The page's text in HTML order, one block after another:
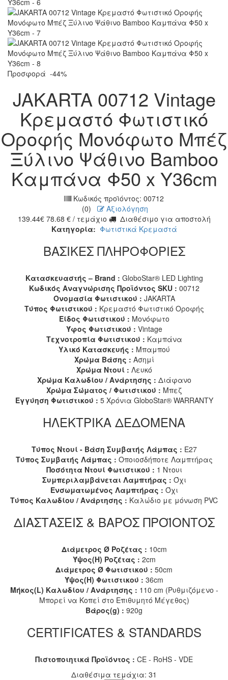
Προσφορά -44%
JAKARTA 00712 Vintage
Κρεμαστό Φωτιστικό
Οροφής Μονόφωτο Μπέζ
Ξύλινο Ψάθινο Bamboo
Καμπάνα Φ50 x Y36cm
Κωδικός προϊόντος: 00712
(0)
Αξιολόγηση
139.44€ 78.68 € / τεμάχιο
Διαθέσιμο για αποστολή
Κατηγορία: Φωτιστικά Κρεμαστά
ΒΑΣΙΚΕΣ ΠΛΗΡΟΦΟΡΙΕΣ
Κατασκευαστής – Brand : GloboStar® LED Lighting
Κωδικός Αναγνώρισης Προϊόντος SKU : 00712
Ονομασία Φωτιστικού : JAKARTA
Τύπος Φωτιστικού : Κρεμαστό Φωτιστικό Οροφής
Είδος Φωτιστικού : Μονόφωτο
Ύφος Φωτιστικού : Vintage
Τεχνοτροπία Φωτιστικού : Καμπάνα
Υλικό Κατασκευής : Μπαμπού
Χρώμα Βάσης : Ασημί
Χρώμα Ντουί : Λευκό
Χρώμα Καλωδίου / Ανάρτησης : Διάφανο
Χρώμα Σώματος / Φωτιστικού : Μπεζ
Εγγύηση Φωτιστικού : 5 Χρόνια GloboStar® WARRANTY
ΗΛΕΚΤΡΙΚΑ ΔΕΔΟΜΕΝΑ
Τύπος Ντουί - Βάση Συμβατής Λάμπας : E27
Τύπος Συμβατής Λάμπας : Οποιοσδήποτε Λαμπτήρας
Ποσότητα Ντουί Φωτιστικού : 1 Ντουι
Συμπεριλαμβάνεται Λαμπτήρας : Όχι
Ενσωματωμένος Λαμπτήρας : Όχι
Τύπος Καλωδίου / Ανάρτησης : Καλώδιο με μόνωση PVC
ΔΙΑΣΤΑΣΕΙΣ & ΒΑΡΟΣ ΠΡΟΪΟΝΤΟΣ
Διάμετρος Ø Ροζέτας : 10cm
Ύψος(H) Ροζέτας : 2cm
Διάμετρος Ø Φωτιστικού : 50cm
Ύψος(H) Φωτιστικού : 36cm
Μήκος(L) Καλωδίου / Ανάρτησης : 110 cm (Ρυθμιζόμενο -
Μπορεί να Κοπεί στο Επιθυμητό Μέγεθος)
Βάρος(g) : 920g
CERTIFICATES & STANDARDS
Πιστοποιητικά Προϊόντος : CE - RoHS - VDE
Διαθέσιμα τεμάχια: 31